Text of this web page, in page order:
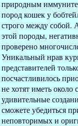
природным
пород кошек у
строго между собой.
этой породы,
проверено
Уникальный нрав
представителей
посчастливилось
не хотят иметь
удивительные
сможете убедиться
неповторимых и